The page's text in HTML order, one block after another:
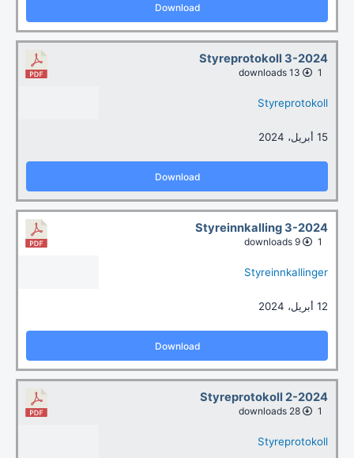
Download
Styreprotokoll 3-2024
1
Styreprotokoll
15 أبريل، 2024
Download
Styreinnkalling 3-2024
1
9 downloads
Styreinnkallinger
12 أبريل، 2024
Download
Styreprotokoll 2-2024
1
28 downloads
Styreprotokoll